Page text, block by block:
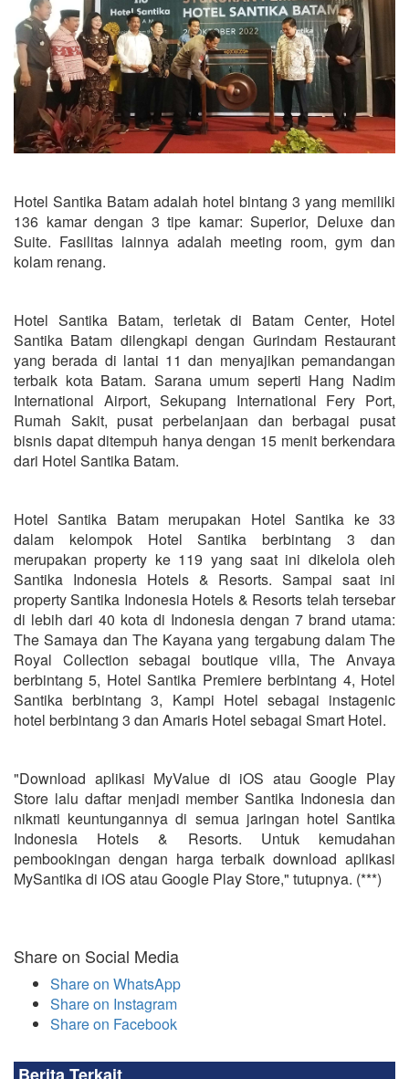
Hotel Santika Batam adalah hotel bintang 3 yang memiliki
136 kamar dengan 3 tipe kamar: Superior, Deluxe dan
Suite. Fasilitas lainnya adalah meeting room, gym dan
kolam renang.
Hotel Santika Batam, terletak di Batam Center, Hotel
Santika Batam dilengkapi dengan Gurindam Restaurant
yang berada di lantai 11 dan menyajikan pemandangan
terbaik kota Batam. Sarana umum seperti Hang Nadim
International Airport, Sekupang International Fery Port,
Rumah Sakit, pusat perbelanjaan dan berbagai pusat
bisnis dapat ditempuh hanya dengan 15 menit berkendara
dari Hotel Santika Batam.
Hotel Santika Batam merupakan Hotel Santika ke 33
dalam kelompok Hotel Santika berbintang 3 dan
merupakan property ke 119 yang saat ini dikelola oleh
Santika Indonesia Hotels & Resorts. Sampai saat ini
property Santika Indonesia Hotels & Resorts telah tersebar
di lebih dari 40 kota di Indonesia dengan 7 brand utama:
The Samaya dan The Kayana yang tergabung dalam The
Royal Collection sebagai boutique villa, The Anvaya
berbintang 5, Hotel Santika Premiere berbintang 4, Hotel
Santika berbintang 3, Kampi Hotel sebagai instagenic
hotel berbintang 3 dan Amaris Hotel sebagai Smart Hotel.
"Download aplikasi MyValue di iOS atau Google Play
Store lalu daftar menjadi member Santika Indonesia dan
nikmati keuntungannya di semua jaringan hotel Santika
Indonesia Hotels & Resorts. Untuk kemudahan
pembookingan dengan harga terbaik download aplikasi
MySantika di iOS atau Google Play Store," tutupnya. (***)
Share on Social Media
Share on WhatsApp
Share on Instagram
Share on Facebook